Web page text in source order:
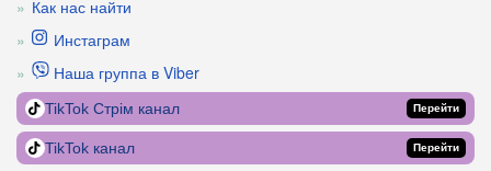
Как нас найти
Инстаграм
Наша группа в Viber
TikTok Стрім канал Перейти
TikTok канал Перейти